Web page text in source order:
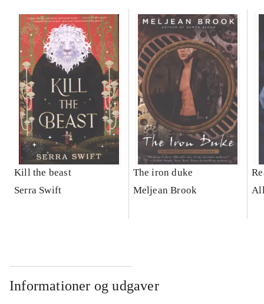
Kill the beast
Serra Swift
The iron duke
Meljean Brook
Informationer og udgaver